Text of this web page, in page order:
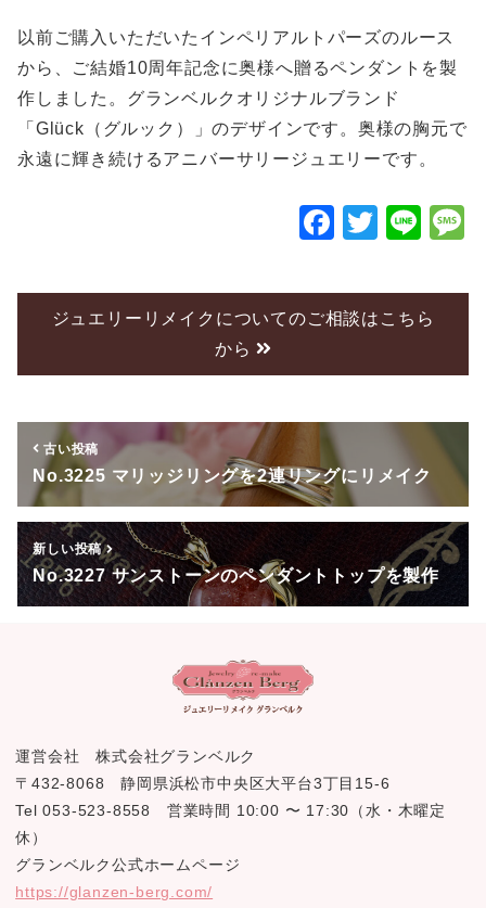
以前ご購入いただいたインペリアルトパーズのルース
から、ご結婚10周年記念に奥様へ贈るペンダントを製
作しました。グランベルクオリジナルブランド
「Glück（グルック）」のデザインです。奥様の胸元で
永遠に輝き続けるアニバーサリージュエリーです。
F
c
e
o
k
T
tt
er
Li
e
ジュエリーリメイクについてのご相談はこちら
から
古い投稿
No.3225 マリッジリングを2連リングにリメイク
新しい投稿
No.3227 サンストーンのペンダントトップを製作
運営会社 株式会社グランベルク
〒432-8068 静岡県浜松市中央区大平台3丁目15-6
Tel 053-523-8558 営業時間 10:00 〜 17:30（水・木曜定
休）
グランベルク公式ホームページ
https://glanzen-berg.com/